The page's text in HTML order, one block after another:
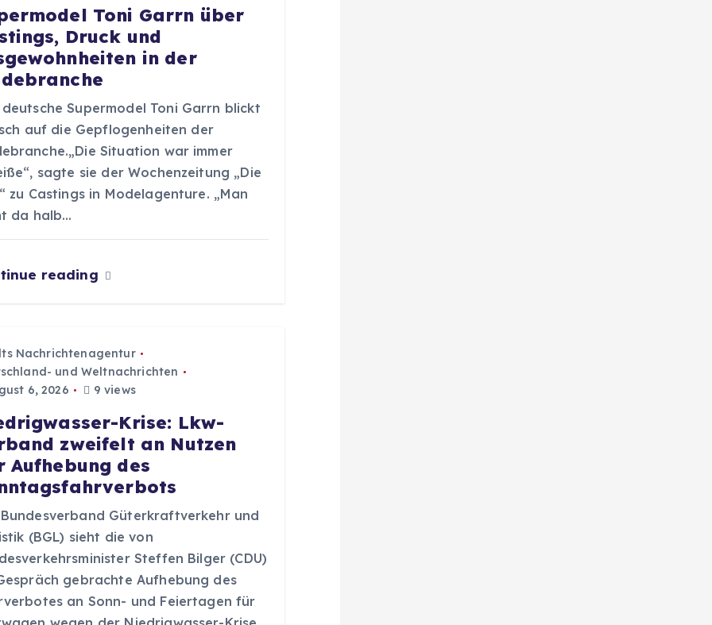
Toni Garrn über
Druck und
in der
deutsche Supermodel Toni Garrn blickt
auf die Gepflogenheiten der
Situation war immer
sagte sie der Wochenzeitung „Die
zu Castings in Modelagenture. „Man
da halb…
reading
Nachrichtenagentur
und Weltnachrichten
6, 2026
9 views
Krise: Lkw-
zweifelt an Nutzen
Aufhebung des
Güterkraftverkehr und
(BGL) sieht die von
Steffen Bilger (CDU)
gebrachte Aufhebung des
an Sonn- und Feiertagen für